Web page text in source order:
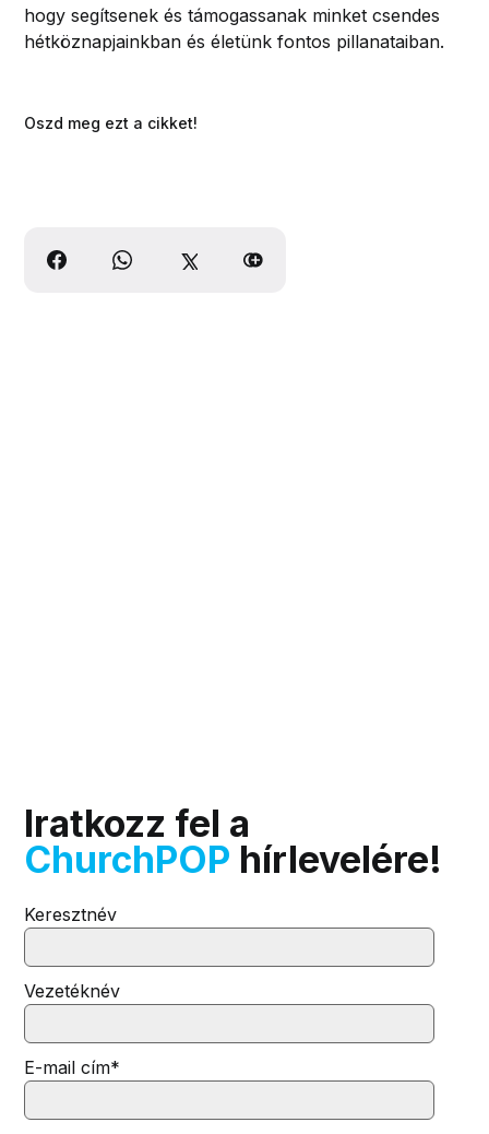
hogy segítsenek és támogassanak minket csendes
hétköznapjainkban és életünk fontos pillanataiban.
Oszd meg ezt a cikket!
Iratkozz fel a
ChurchPOP hírlevelére!
Keresztnév
Vezetéknév
E-mail cím*